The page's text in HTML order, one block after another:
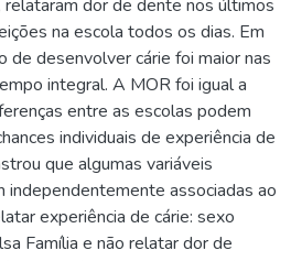
relataram dor de dente nos últimos
na escola todos os dias. Em
de desenvolver cárie foi maior nas
integral. A MOR foi igual a
entre as escolas podem
individuais de experiência de
que algumas variáveis
independentemente associadas ao
experiência de cárie: sexo
Família e não relatar dor de